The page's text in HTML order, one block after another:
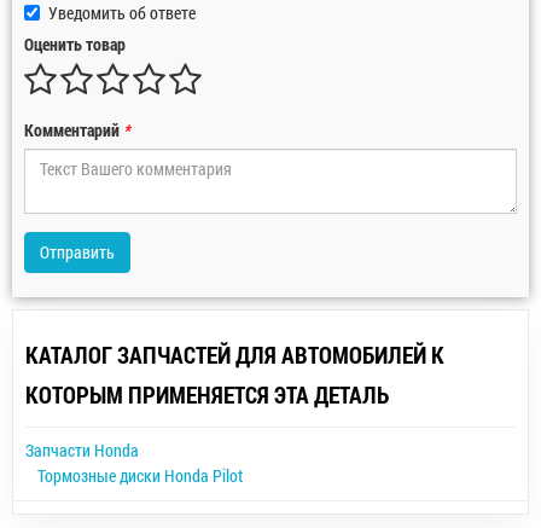
Уведомить об ответе
Оценить товар
Комментарий *
Отправить
КАТАЛОГ ЗАПЧАСТЕЙ ДЛЯ АВТОМОБИЛЕЙ К
КОТОРЫМ ПРИМЕНЯЕТСЯ ЭТА ДЕТАЛЬ
Запчасти Honda
Тормозные диски Honda Pilot